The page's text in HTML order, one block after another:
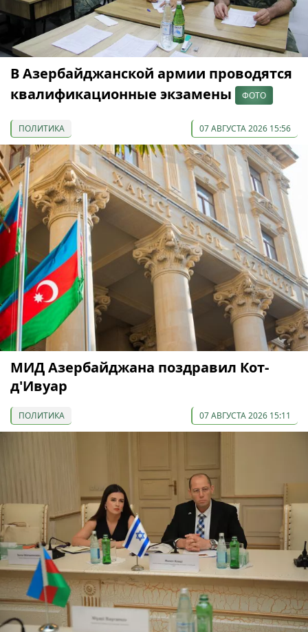
В Азербайджанской армии проводятся
квалификационные экзамены
ФОТО
ПОЛИТИКА 07 АВГУСТА 2026 15:56
МИД Азербайджана поздравил Кот-
д'Ивуар
ПОЛИТИКА 07 АВГУСТА 2026 15:11